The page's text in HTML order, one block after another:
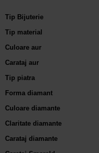
Tip Bijuterie
Tip material
Culoare aur
Carataj aur
Tip piatra
Forma diamant
Culoare diamante
Claritate diamante
Carataj diamante